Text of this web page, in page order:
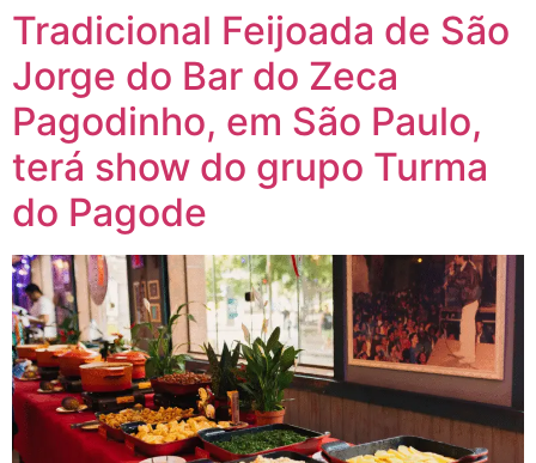
Tradicional Feijoada de São
Jorge do Bar do Zeca
Pagodinho, em São Paulo,
terá show do grupo Turma
do Pagode